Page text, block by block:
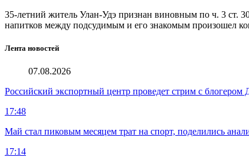
35-летний житель Улан-Удэ признан виновным по ч. 3 ст.
напитков между подсудимым и его знакомым произошел
Лента новостей
07.08.2026
Российский экспортный центр проведет стрим с
17:48
Май стал пиковым месяцем трат на спорт, поделились
17:14